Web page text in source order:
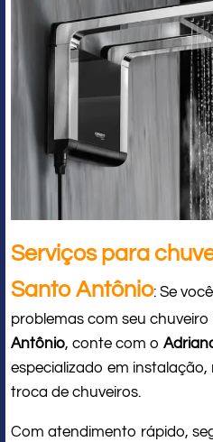
Serviços para
Santo Antônio: Se
problemas com seu chuveiro
Antônio, conte com o
especializado em
troca de chuveiros.
Com atendimento rápido,